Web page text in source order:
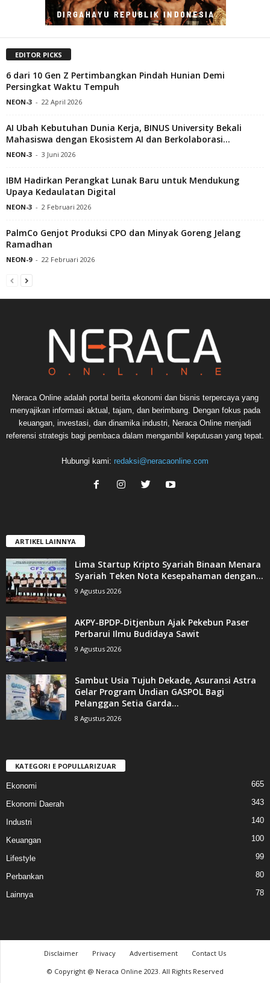
EDITOR PICKS
6 dari 10 Gen Z Pertimbangkan Pindah Hunian Demi
Persingkat Waktu Tempuh
NEON-3 - 22 April 2026
AI Ubah Kebutuhan Dunia Kerja, BINUS University Bekali
Mahasiswa dengan Ekosistem AI dan Berkolaborasi...
NEON-3 - 3 Juni 2026
IBM Hadirkan Perangkat Lunak Baru untuk Mendukung
Upaya Kedaulatan Digital
NEON-3 - 2 Februari 2026
PalmCo Genjot Produksi CPO dan Minyak Goreng Jelang
Ramadhan
NEON-9 - 22 Februari 2026
Neraca Online adalah portal berita ekonomi dan bisnis terpercaya yang
menyajikan informasi aktual, tajam, dan berimbang. Dengan fokus pada
keuangan, investasi, dan dinamika industri, Neraca Online menjadi
referensi strategis bagi pembaca dalam mengambil keputusan yang tepat.
Hubungi kami: redaksi@neracaonline.com
ARTIKEL LAINNYA
Lima Startup Kripto Syariah Binaan Menara
Syariah Teken Nota Kesepahaman dengan...
9 Agustus 2026
AKPY-BPDP-Ditjenbun Ajak Pekebun Paser
Perbarui Ilmu Budidaya Sawit
9 Agustus 2026
Sambut Usia Tujuh Dekade, Asuransi Astra
Gelar Program Undian GASPOL Bagi
Pelanggan Setia Garda...
8 Agustus 2026
KATEGORI E POPULLARIZUAR
Ekonomi 665
Ekonomi Daerah 343
Industri 140
Keuangan 100
Lifestyle 99
Perbankan 80
Lainnya 78
Disclaimer Privacy Advertisement
Contact Us
© Copyright @ Neraca Online 2023. All Rights Reserved